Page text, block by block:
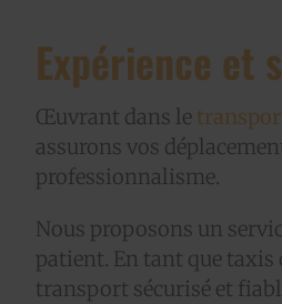
Expérience et
Œuvrant dans le
assurons vos
professionnalisme.
Nous proposons un
patient. En tant que
transport sécurisé et